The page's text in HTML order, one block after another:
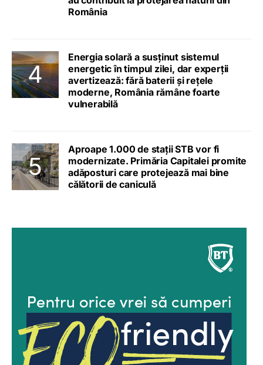
România
Energia solară a susținut sistemul
energetic în timpul zilei, dar experții
avertizează: fără baterii și rețele
moderne, România rămâne foarte
vulnerabilă
Aproape 1.000 de stații STB vor fi
modernizate. Primăria Capitalei promite
adăposturi care protejează mai bine
călătorii de caniculă